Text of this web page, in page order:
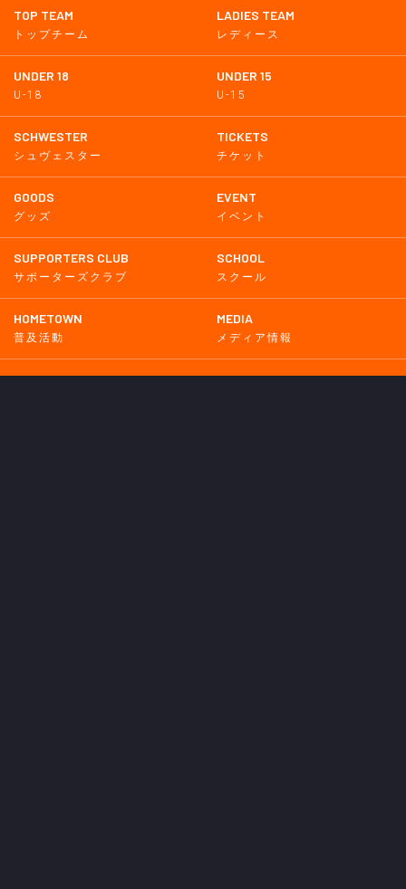
TOP TEAM
トップチーム
LADIES TEAM
レディース
UNDER 18
U-18
UNDER 15
U-15
SCHWESTER
シュヴェスター
TICKETS
チケット
GOODS
グッズ
EVENT
イベント
SUPPORTERS CLUB
サポーターズクラブ
SCHOOL
スクール
HOMETOWN
普及活動
MEDIA
メディア情報
PARTNER OTHERS